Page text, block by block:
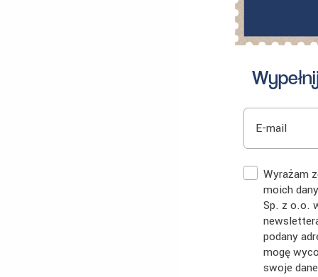
E-mail
ZgodaWyrażam
moich
Sp. z o.o.
podany
mogę
swoje